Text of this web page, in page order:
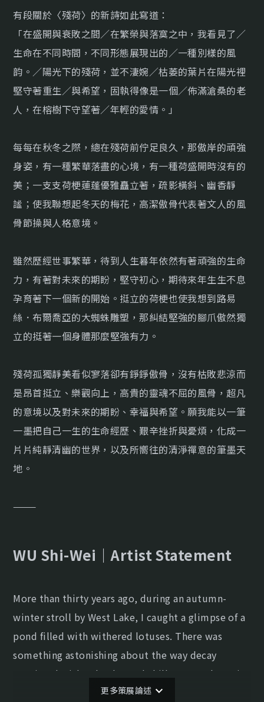
有段關於〈殘荷〉的新詩如此寫道：
「在盛開與衰敗之間／在繁榮與落寞之中，我看見了／
生命在不同時間，不同形態展現出的／一種別樣的風
韵。／陽光下的殘荷，並不淒婉／枯萎的葉片在陽光裡
堅守著重生／與希望，固執得像是一個／佈滿滄桑的老
人，在榕樹下守望著／年輕的愛情。」
每每在秋冬之際，總在殘荷前佇足良久，那傲岸的頑強
身姿，有一種繁華落盡的心境，有一種荷盛開時沒有的
美；一支支荷梗蓮蓬優雅矗立著，疏影橫斜、幽香靜
謐；使我聯想起冬天的梅花，高潔傲骨代表著文人的風
骨節操與人格意境。
雖然歷經世事繁華，待到人生暮年依然有著頑強的生命
力，有著對未來的期盼，堅守初心，期待來年生生不息
孕育著下一個新的開始。挺立的荷梗也使我想到路易
絲．布爾喬亞的大蜘蛛雕塑，那糾結堅強的腳爪傲然獨
立的挺著一個身體那麼堅強有力。
殘荷孤獨靜美看似寥落卻有錚錚傲骨，沒有枯敗悲涼而
是昂首挺立、樂觀向上，高貴的靈魂不屈的風骨，超凡
的意境以及對未來的期盼、幸福與希望。願我能以一筆
一墨把自己一生的生命經歷、艱辛挫折與憂煩，化成一
片片純靜清幽的世界，以及所嚮往的清淨禪意的筆墨天
地。
———
WU Shi-Wei｜Artist Statement
More than thirty years ago, during an autumn-
winter stroll by West Lake, I caught a glimpse of a
pond filled with withered lotuses. There was
something astonishing about the way decay
coexisted with splendor and chill—everywhere, it
exuded vitality and an ethereal grace. It was
更多策展論述